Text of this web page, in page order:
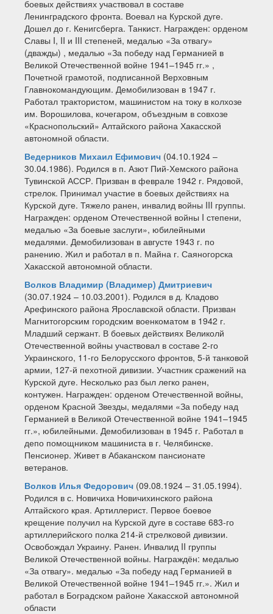
боевых действиях участвовал в составе
Ленинградского фронта. Воевал на Курской дуге.
Дошел до г. Кенигсберга. Танкист. Награжден: орденом
Славы I, II и III степеней, медалью «За отвагу»
(дважды) , медалью «За победу над Германией в
Великой Отечественной войне 1941–1945 гг.» ,
Почетной грамотой, подписанной Верховным
Главнокомандующим. Демобилизован в 1947 г.
Работал трактористом, машинистом на току в колхозе
им. Ворошилова, кочегаром, объездным в совхозе
«Краснопольский» Алтайского района Хакасской
автономной области.
Ведерников Михаил Ефимович (04.10.1924 –
30.04.1986). Родился в п. Азют Пий-Хемского района
Тувинской АССР. Призван в феврале 1942 г. Рядовой,
стрелок. Принимал участие в боевых действиях на
Курской дуге. Тяжело ранен, инвалид войны III группы.
Награжден: орденом Отечественной войны I степени,
медалью «За боевые заслуги», юбилейными
медалями. Демобилизован в августе 1943 г. по
ранению. Жил и работал в п. Майна г. Саяногорска
Хакасской автономной области.
Волков Владимир (Владимер) Дмитриевич
(30.07.1924 – 10.03.2001). Родился в д. Кладово
Арефинского района Ярославской области. Призван
Магнитогорским городским военкоматом в 1942 г.
Младший сержант. В боевых действиях Великолй
Отечественной войны участвовал в составе 2-го
Украинского, 11-го Белорусского фронтов, 5-й танковой
армии, 127-й пехотной дивизии. Участник сражений на
Курской дуге. Несколько раз был легко ранен,
контужен. Награжден: орденом Отечественной войны,
орденом Красной Звезды, медалями «За победу над
Германией в Великой Отечественной войне 1941–1945
гг.», юбилейными. Демобилизован в 1945 г. Работал в
депо помощником машиниста в г. Челябинске.
Пенсионер. Живет в Абаканском пансионате
ветеранов.
Волков Илья Федорович (09.08.1924 – 31.05.1994).
Родился в с. Новичиха Новичихинского района
Алтайского края. Артиллерист. Первое боевое
крещение получил на Курской дуге в составе 683-го
артиллерийского полка 214-й стрелковой дивизии.
Освобождал Украину. Ранен. Инвалид II группы
Великой Отечественной войны. Награждён: медалью
«За отвагу». медалью «За победу над Германией в
Великой Отечественной войне 1941–1945 гг.». Жил и
работал в Боградском районе Хакасской автономной
области